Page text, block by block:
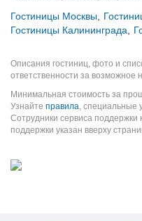
Гостиницы Москвы
Гостиницы Калининграда
Описания гостиниц, фото и
ответственности за возможное
Минимальная стоимость за
Узнайте правила, специальные
Сотрудники сервиса
поддержки указан вверху